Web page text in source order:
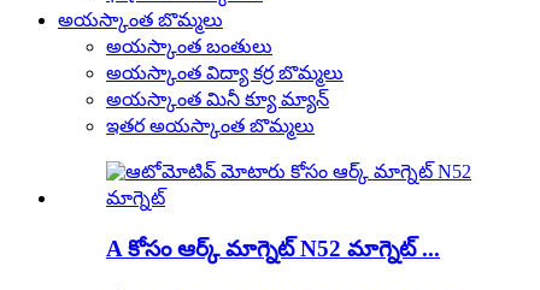
అయస్కాంత బొమ్మలు
అయస్కాంత బంతులు
అయస్కాంత విద్యా కర్ర బొమ్మలు
అయస్కాంత మినీ క్యూ మ్యాన్
ఇతర అయస్కాంత బొమ్మలు
A కోసం ఆర్క్ మాగ్నెట్ N52 మాగ్నెట్ ...